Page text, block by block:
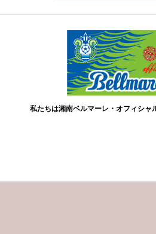
私たちは湘南ベルマーレ・オフィシャ